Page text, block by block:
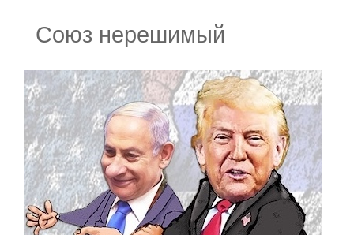
Союз нерешимый